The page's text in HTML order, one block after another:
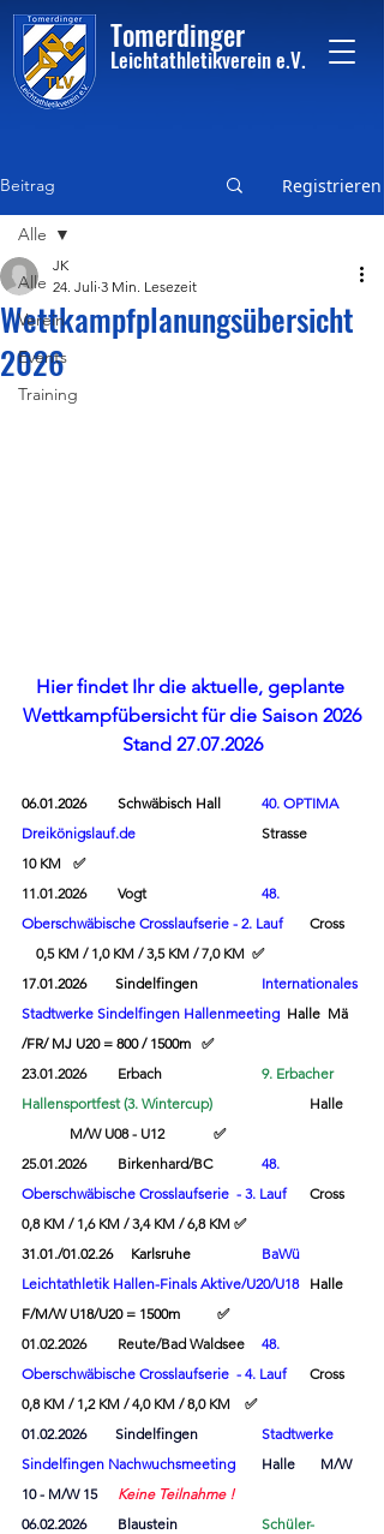
Tomerdinger
Leichtathletikvereine.V.
Beitrag Registrieren
Alle
Verein
Events
Training
Alle
Wettkampfplanungsübersicht
2026
JK
24. Juli 3 Min. Lesezeit
Hier findet Ihr die aktuelle, geplante
Wettkampfübersicht für die Saison 2026
Stand 27.07.2026
40. OPTIMA
Dreikönigslauf.de
10 KM	 ✅
11.01.2026 	Vogt
48.
Oberschwäbische Crosslaufserie - 2. Lauf Cross
    0,5 KM / 1,0 KM / 3,5 KM / 7,0 KM  ✅
Internationales
Stadtwerke Sindelfingen Hallenmeeting Halle  Mä
/FR/ MJ U20 = 800 / 1500m ✅
9. Erbacher
Hallensportfest (3. Wintercup)
Halle
	M/W U08 - U12 	✅
48.
Oberschwäbische Crosslaufserie - 3. Lauf
0,8 KM / 1,6 KM / 3,4 KM / 6,8 KM ✅
BaWü
Leichtathletik Hallen-Finals Aktive/U20/U18
	Halle
✅
48.
Oberschwäbische Crosslaufserie - 4. Lauf
0,8 KM / 1,2 KM / 4,0 KM / 8,0 KM    ✅
Stadtwerke
Sindelfingen Nachwuchsmeeting
Halle       M/W
Keine Teilnahme !
06
Schüler-